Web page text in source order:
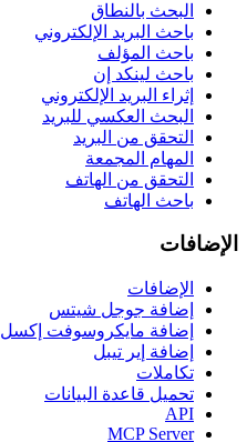
البحث بالنطاق
باحث البريد الإلكتروني
باحث المؤلف
باحث لينكد إن
إثراء البريد الإلكتروني
البحث العكسي للبريد
التحقق من البريد
المهام المجمعة
التحقق من الهاتف
باحث الهاتف
الإضافات
الإضافات
إضافة جوجل شيتس
إضافة مايكروسوفت إكسل
إضافة إير تيبل
تكاملات
تحميل قاعدة البيانات
API
MCP Server